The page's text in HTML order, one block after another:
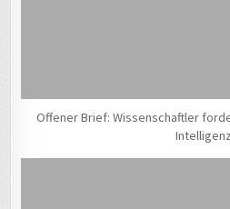
Offener Brief: Wissenschaftler
Intelligenz